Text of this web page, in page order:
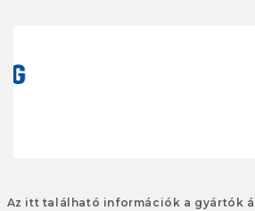
Az itt található információk a gyártók